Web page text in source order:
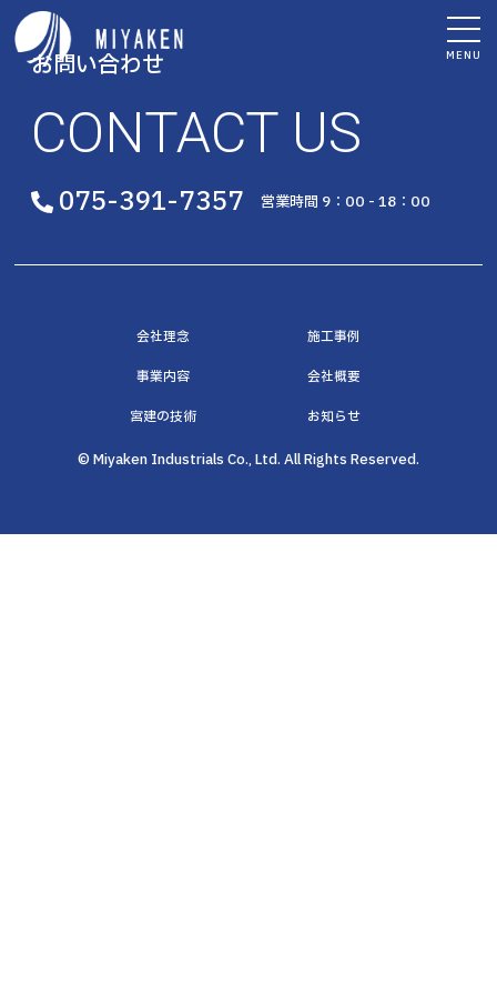
MENU
お問い合わせ
CONTACT US
075-391-7357 営業時間 9：00 - 18：00
会社理念 施工事例
事業内容 会社概要
宮建の技術 お知らせ
© Miyaken Industrials Co., Ltd. All Rights Reserved.